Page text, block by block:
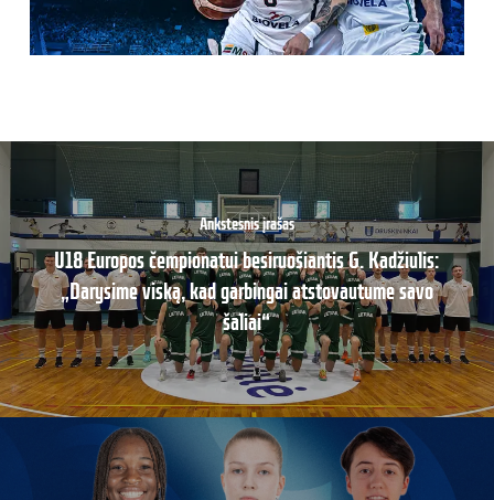
U18 Europos čempionatui besiruošiantis G. Kadžiulis:
„Darysime viską, kad garbingai atstovautume savo
šaliai“
Sekantis įrašas
Pirmoji U20 „EuroBasket“ diena: kokios ryškiausios
žvaigždės spindės Gargždų ir Alytaus arenose?